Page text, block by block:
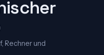
Rechner und